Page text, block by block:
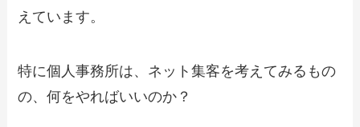
えています。
特に個人事務所は、ネット集客を考えてみるもの
の、何をやればいいのか？